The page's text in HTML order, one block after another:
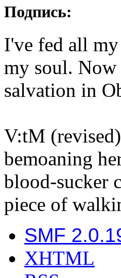
Подпись:
I've fed all my
my soul.
salvation in
V:tM
bemoaning
blood-sucker
piece of
SMF
XHTML